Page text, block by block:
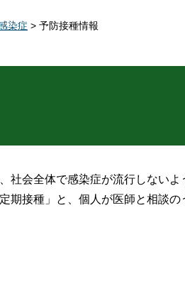
染症 > 予防接種情報
会全体で感染症が流行しないよ
期接種」と、個人が医師と相談